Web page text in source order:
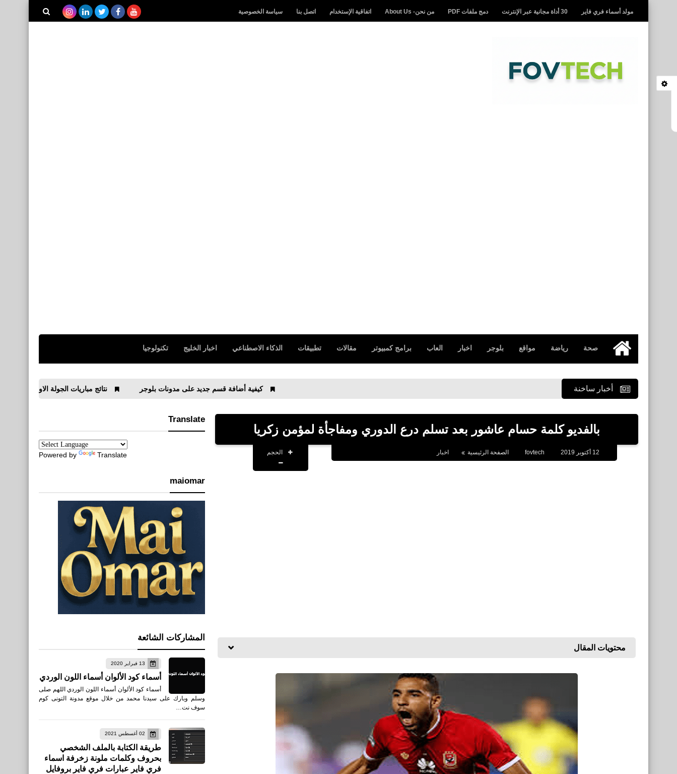
مولد أسماء فري فاير 30 أداة مجانية عبر الإنترنت دمج ملفات PDF من نحن- About Us اتفاقية الإستخدام اتصل بنا سياسة الخصوصية
الرئيسية
صحة رياضة مواقع بلوجر اخبار العاب برامج كمبيوتر مقالات تطبيقات الذكاء الاصطناعي اخبار الخليج تكنولوجيا
أخبار ساخنة كيفية أضافة قسم جديد على مدونات بلوجر نتائج مباريات الجولة الاولى من الدوري الانجليزي 2019/2020
بالفديو كلمة حسام عاشور بعد تسلم درع الدوري ومفاجأة لمؤمن زكريا
fovtech الصفحة الرئيسية اخبار الحجم
محتويات المقال
Translate
Powered by Translate
maiomar
المشاركات الشائعة
13 فبراير 2020
أسماء كود الألوان أسماء اللون الوردي
أسماء كود الألوان أسماء اللون الوردي اللهم صلى
وسلم وبارك على سيدنا محمد من خلال موقع مدونة التونى كوم
سوف نت…
02 أغسطس 2021
طريقة الكتابة بالملف الشخصي
بحروف وكلمات ملونة زخرفة اسماء
فري فاير عبارات فري فاير بروفايل